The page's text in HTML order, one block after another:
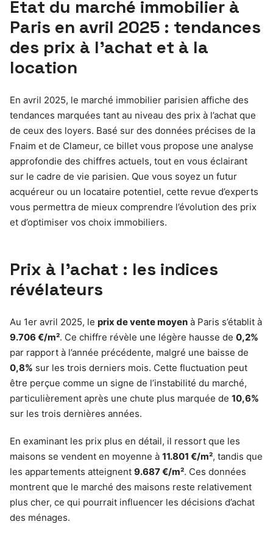
État du marché immobilier à
Paris en avril 2025 : tendances
des prix à l’achat et à la
location
En avril 2025, le marché immobilier parisien affiche des
tendances marquées tant au niveau des prix à l’achat que
de ceux des loyers. Basé sur des données précises de la
Fnaim et de Clameur, ce billet vous propose une analyse
approfondie des chiffres actuels, tout en vous éclairant
sur le cadre de vie parisien. Que vous soyez un futur
acquéreur ou un locataire potentiel, cette revue d’experts
vous permettra de mieux comprendre l’évolution des prix
et d’optimiser vos choix immobiliers.
Prix à l’achat : les indices
révélateurs
Au 1er avril 2025, le prix de vente moyen à Paris s’établit à
9.706 €/m². Ce chiffre révèle une légère hausse de 0,2%
par rapport à l’année précédente, malgré une baisse de
0,8% sur les trois derniers mois. Cette fluctuation peut
être perçue comme un signe de l’instabilité du marché,
particulièrement après une chute plus marquée de 10,6%
sur les trois dernières années.
En examinant les prix plus en détail, il ressort que les
maisons se vendent en moyenne à 11.801 €/m², tandis que
les appartements atteignent 9.687 €/m². Ces données
montrent que le marché des maisons reste relativement
plus cher, ce qui pourrait influencer les décisions d’achat
des ménages.